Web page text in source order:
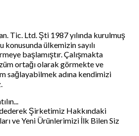
Tic. Ltd. Şti 1987 yılında kurulmuş
konusunda ülkemizin sayılı
başlamıştır. Çalışmakta
ortağı olarak görmekte ve
sağlayabilmek adına kendimizi
Şirketimiz Hakkındaki
ve Yeni Ürünlerimizi İlk Bilen Siz